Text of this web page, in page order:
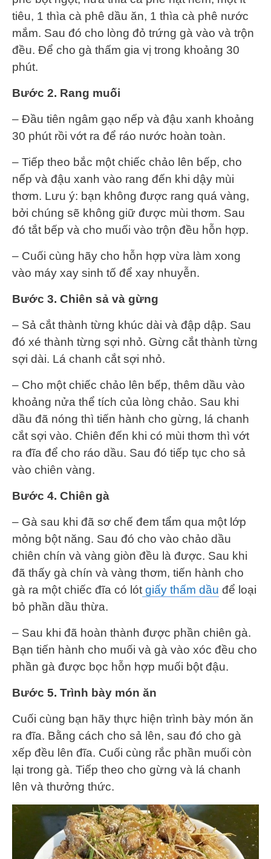
tiêu, 1 thìa cà phê dầu ăn, 1 thìa cà phê nước
mắm. Sau đó cho lòng đỏ trứng gà vào và trộn
đều. Để cho gà thấm gia vị trong khoảng 30
phút.
Bước 2. Rang muối
– Đầu tiên ngâm gạo nếp và đậu xanh khoảng
30 phút rồi vớt ra để ráo nước hoàn toàn.
– Tiếp theo bắc một chiếc chảo lên bếp, cho
nếp và đậu xanh vào rang đến khi dậy mùi
thơm. Lưu ý: bạn không được rang quá vàng,
bởi chúng sẽ không giữ được mùi thơm. Sau
đó tắt bếp và cho muối vào trộn đều hỗn hợp.
– Cuối cùng hãy cho hỗn hợp vừa làm xong
vào máy xay sinh tố để xay nhuyễn.
Bước 3. Chiên sả và gừng
– Sả cắt thành từng khúc dài và đập dập. Sau
đó xé thành từng sợi nhỏ. Gừng cắt thành từng
sợi dài. Lá chanh cắt sợi nhỏ.
– Cho một chiếc chảo lên bếp, thêm dầu vào
khoảng nửa thể tích của lòng chảo. Sau khi
dầu đã nóng thì tiến hành cho gừng, lá chanh
cắt sợi vào. Chiên đến khi có mùi thơm thì vớt
ra đĩa để cho ráo dầu. Sau đó tiếp tục cho sả
vào chiên vàng.
Bước 4. Chiên gà
– Gà sau khi đã sơ chế đem tẩm qua một lớp
mỏng bột năng. Sau đó cho vào chảo dầu
chiên chín và vàng giòn đều là được. Sau khi
đã thấy gà chín và vàng thơm, tiến hành cho
gà ra một chiếc đĩa có lót giấy thấm dầu để loại
bỏ phần dầu thừa.
– Sau khi đã hoàn thành được phần chiên gà.
Bạn tiến hành cho muối và gà vào xóc đều cho
phần gà được bọc hỗn hợp muối bột đậu.
Bước 5. Trình bày món ăn
Cuối cùng bạn hãy thực hiện trình bày món ăn
ra đĩa. Bằng cách cho sả lên, sau đó cho gà
xếp đều lên đĩa. Cuối cùng rắc phần muối còn
lại trong gà. Tiếp theo cho gừng và lá chanh
lên và thưởng thức.